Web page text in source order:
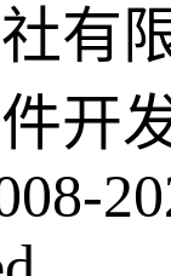
有
开